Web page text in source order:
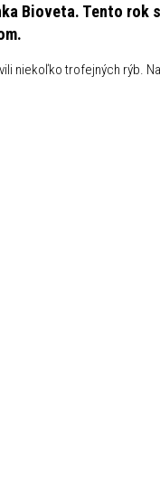
Bioveta. Tento rok
niekoľko trofejných rýb.